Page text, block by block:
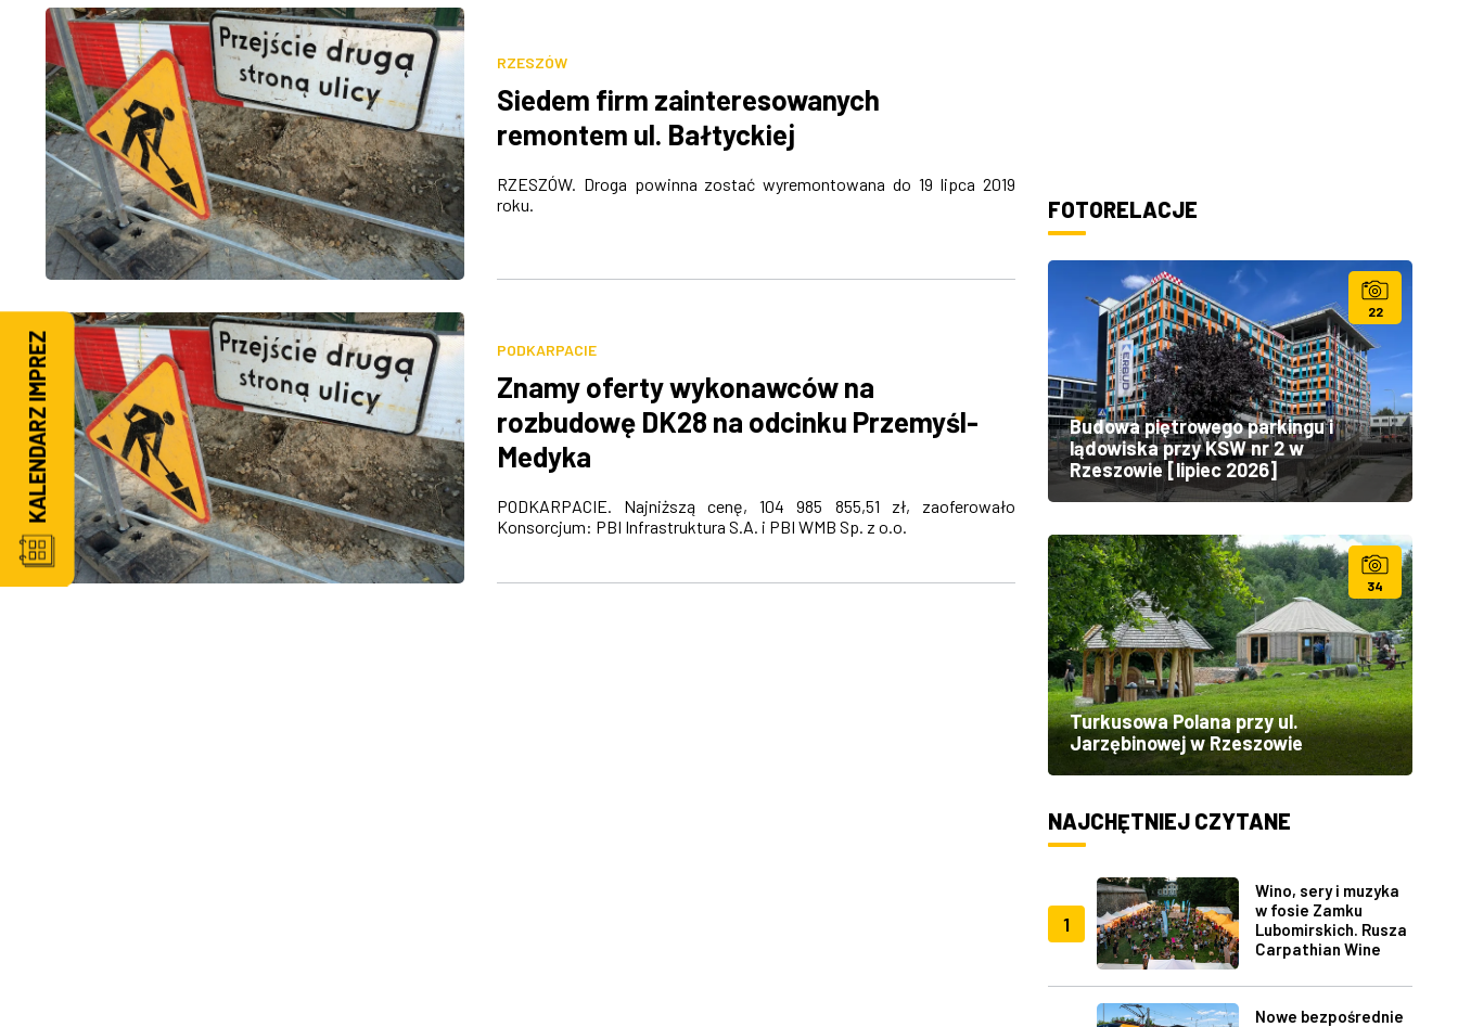
RZESZÓW
Siedem firm zainteresowanych
remontem ul. Bałtyckiej
RZESZÓW. Droga powinna zostać wyremontowana do 19 lipca 2019
roku.
PODKARPACIE
Znamy oferty wykonawców na
rozbudowę DK28 na odcinku Przemyśl-
Medyka
PODKARPACIE. Najniższą cenę, 104 985 855,51 zł, zaoferowało
Konsorcjum: PBI Infrastruktura S.A. i PBI WMB Sp. z o.o.
FOTORELACJE
22
Budowa piętrowego parkingu i
lądowiska przy KSW nr 2 w
Rzeszowie [lipiec 2026]
34
Turkusowa Polana przy ul.
Jarzębinowej w Rzeszowie
NAJCHĘTNIEJ CZYTANE
1
Wino, sery i muzyka
w fosie Zamku
Lubomirskich. Rusza
Carpathian Wine
Nowe bezpośrednie
KALENDARZ IMPREZ